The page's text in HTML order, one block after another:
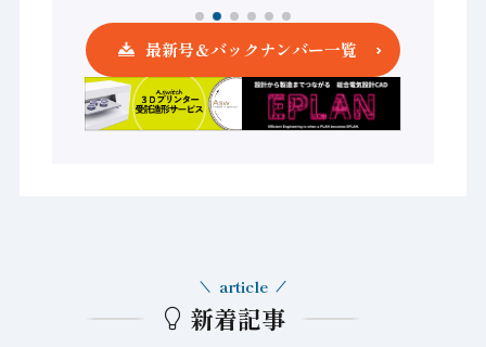
最新号＆バックナンバー一覧
新着記事
article